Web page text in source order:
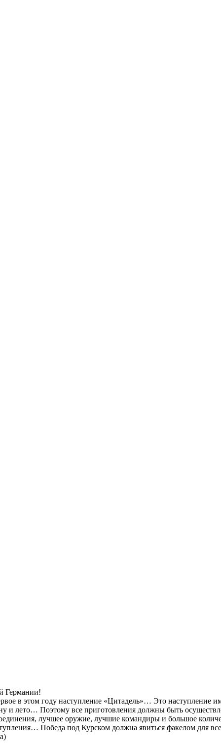
Германии!
в этом году наступление «Цитадель»… Это
и лето… Поэтому все приготовления должны быть
лучшее оружие, лучшие командиры и большое
Победа под Курском должна явиться факелом для